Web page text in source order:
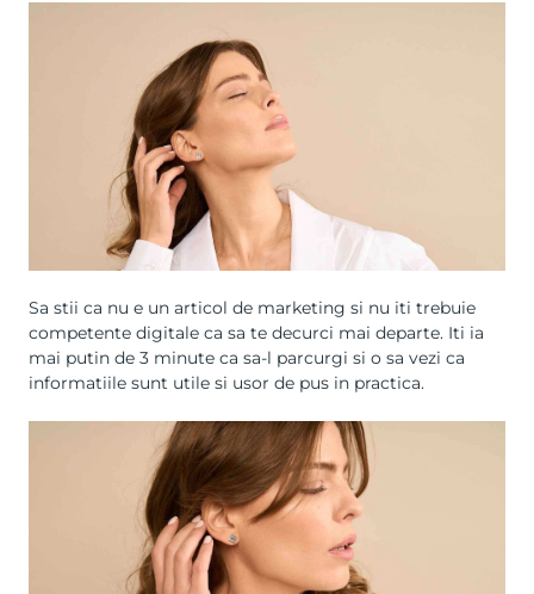
Sa stii ca nu e un articol de marketing si nu iti trebuie
competente digitale ca sa te decurci mai departe. Iti ia
mai putin de 3 minute ca sa-l parcurgi si o sa vezi ca
informatiile sunt utile si usor de pus in practica.